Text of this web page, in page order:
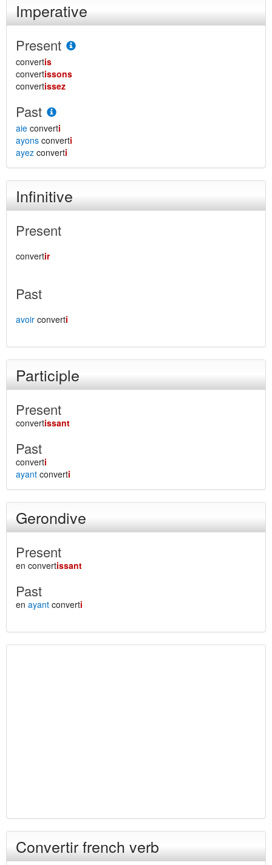
Imperative
Present
convertis
convertissons
convertissez
Past
aie converti
ayons converti
ayez converti
Infinitive
Present
convertir
Past
avoir converti
Participle
Present
convertissant
Past
converti
ayant converti
Gerondive
Present
en convertissant
Past
en ayant converti
Convertir french verb